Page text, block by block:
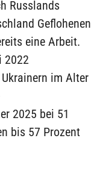
Russlands
Geflohenen
eine Arbeit.
2022
im Alter
2025 bei 51
bis 57 Prozent